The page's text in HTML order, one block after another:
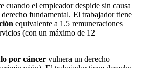
cuando el empleador despide sin causa
fundamental. El trabajador tiene
equivalente a 1.5 remuneraciones
(con un máximo de 12
por cáncer vulnera un derecho